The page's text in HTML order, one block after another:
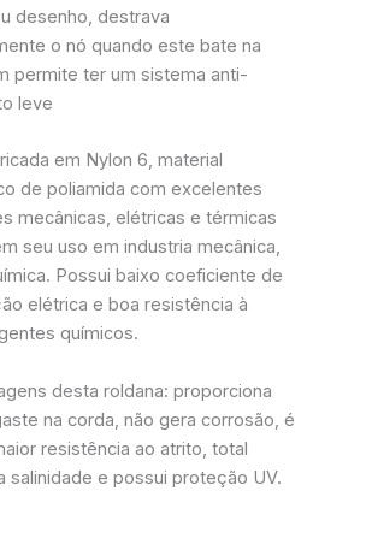
desenho, destrava
o nó quando este bate na
permite ter um sistema anti-
leve
em Nylon 6, material
de poliamida com excelentes
mecânicas, elétricas e térmicas
seu uso em industria mecânica,
Possui baixo coeficiente de
elétrica e boa resistência à
químicos.
desta roldana: proporciona
na corda, não gera corrosão, é
resistência ao atrito, total
salinidade e possui proteção UV.